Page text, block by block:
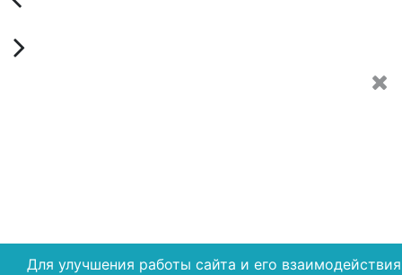
Для улучшения работы сайта и его